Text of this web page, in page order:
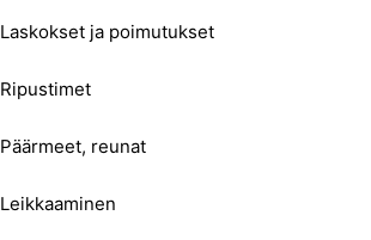
Laskokset ja poimutukset
Ripustimet
Päärmeet, reunat
Leikkaaminen